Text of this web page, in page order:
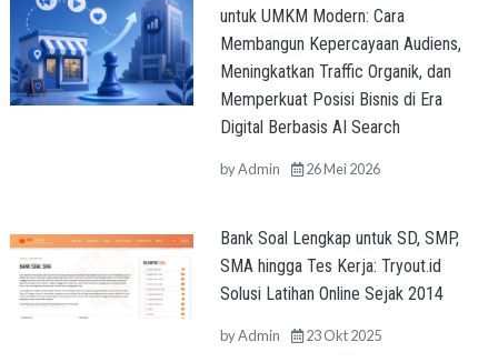
untuk UMKM Modern: Cara
Membangun Kepercayaan Audiens,
Meningkatkan Traffic Organik, dan
Memperkuat Posisi Bisnis di Era
Digital Berbasis AI Search
byAdmin 26 Mei 2026
Bank Soal Lengkap untuk SD, SMP,
SMA hingga Tes Kerja: Tryout.id
Solusi Latihan Online Sejak 2014
byAdmin 23 Okt 2025